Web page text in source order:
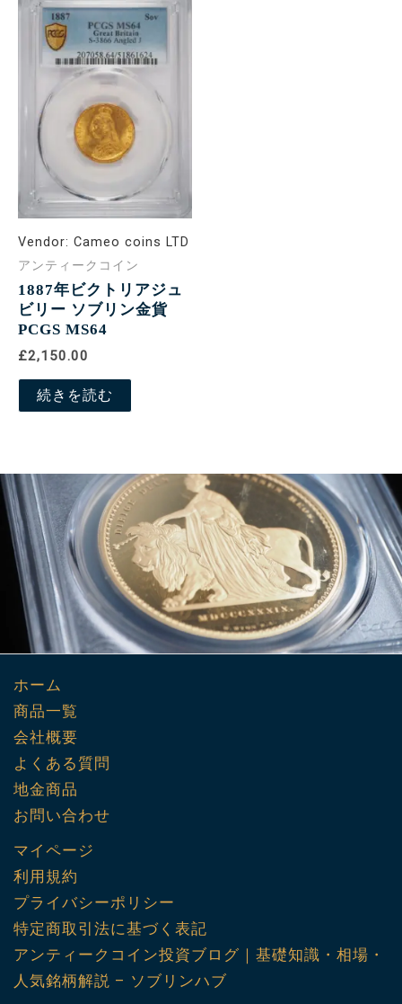
Vendor: Cameo coins LTD
アンティークコイン
1887年ビクトリアジュ
ビリー ソブリン金貨
PCGS MS64
£2,150.00
続きを読む
ホーム
商品一覧
会社概要
よくある質問
地金商品
お問い合わせ
マイページ
利用規約
プライバシーポリシー
特定商取引法に基づく表記
アンティークコイン投資ブログ｜基礎知識・相場・
人気銘柄解説 – ソブリンハブ